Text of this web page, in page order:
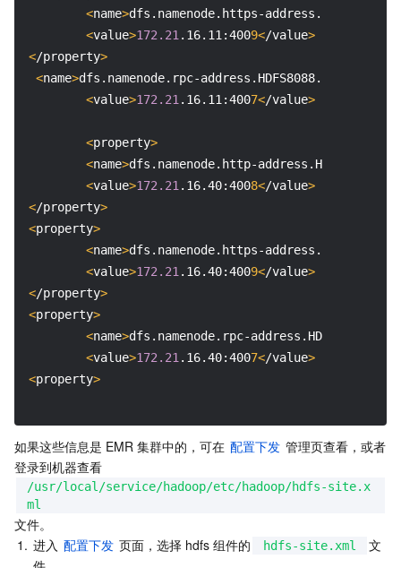
<name>dfs.namenode.https-address.HDFS8088.nn
<value>172.21 .16.11:4009</value>
</property>
<name>dfs.namenode.rpc-address.HDFS8088.nn
<value>172.21 .16.11:4007</value>
<property>
<name>dfs.namenode.http-address.HDFS8088.nn
<value>172.21 .16.40:4008</value>
</property>
<property>
<name>dfs.namenode.https-address.HDFS8088.nn
<value>172.21 .16.40:4009</value>
</property>
<property>
<name>dfs.namenode.rpc-address.HDFS8088.nn
<value>172.21 .16.40:4007</value>
<property>
如果这些信息是 EMR 集群中的，可在 配置下发 管理页查看，或者
登录到机器查看
/usr/local/service/hadoop/etc/hadoop/hdfs-site.x
ml
文件。
1. 进入 配置下发 页面，选择 hdfs 组件的 hdfs-site.xml
文